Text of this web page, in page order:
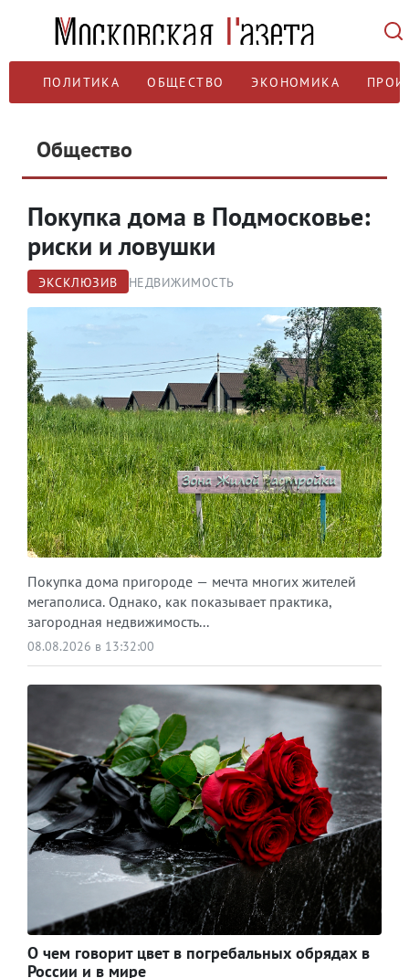
ПОЛИТИКА ОБЩЕСТВО ЭКОНОМИКА
Общество
Покупка дома в Подмосковье:
риски и ловушки
ЭКСКЛЮЗИВ НЕДВИЖИМОСТЬ
Покупка дома пригороде — мечта многих жителей
мегаполиса. Однако, как показывает практика,
загородная недвижимость...
08.08.2026 в 13:32:00
О чем говорит цвет в погребальных обрядах в
России и в мире